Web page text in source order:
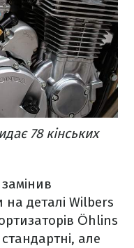
78 кінських
деталі Wilbers
Öhlins
але